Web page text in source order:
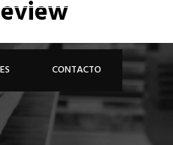
ÁREA PROFESIONAL
CONTACTO